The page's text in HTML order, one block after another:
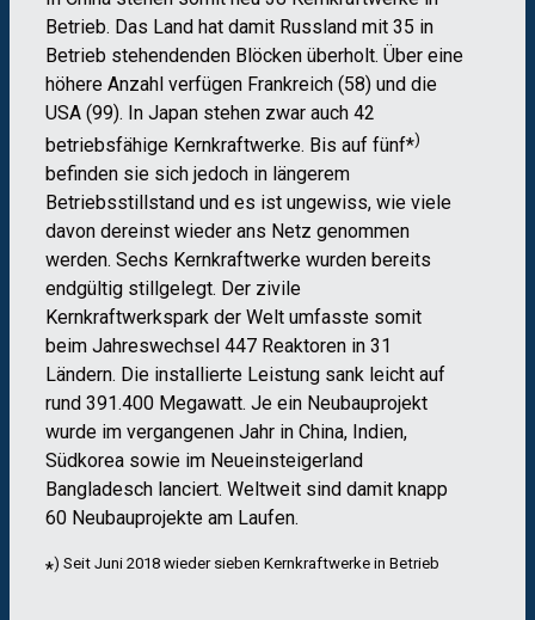
Betrieb. Das Land hat damit Russland mit 35 in
Betrieb stehendenden Blöcken überholt. Über eine
höhere Anzahl verfügen Frankreich (58) und die
USA (99). In Japan stehen zwar auch 42
betriebsfähige Kernkraftwerke. Bis auf fünf*)
befinden sie sich jedoch in längerem
Betriebsstillstand und es ist ungewiss, wie viele
davon dereinst wieder ans Netz genommen
werden. Sechs Kernkraftwerke wurden bereits
endgültig stillgelegt. Der zivile
Kernkraftwerkspark der Welt umfasste somit
beim Jahreswechsel 447 Reaktoren in 31
Ländern. Die installierte Leistung sank leicht auf
rund 391.400 Megawatt. Je ein Neubauprojekt
wurde im vergangenen Jahr in China, Indien,
Südkorea sowie im Neueinsteigerland
Bangladesch lanciert. Weltweit sind damit knapp
60 Neubauprojekte am Laufen.
*) Seit Juni 2018 wieder sieben Kernkraftwerke in Betrieb